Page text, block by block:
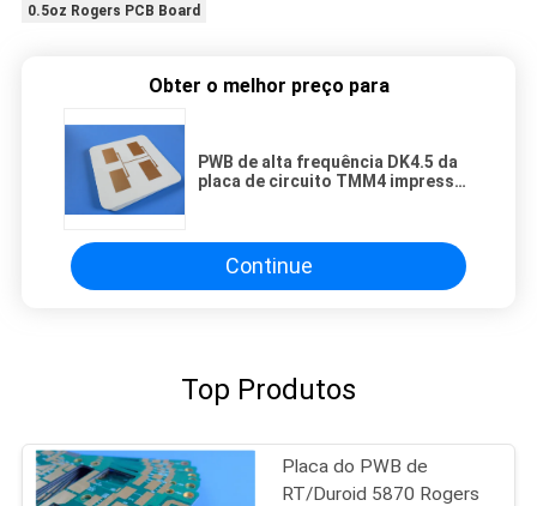
0.5oz Rogers PCB Board
Obter o melhor preço para
PWB de alta frequência DK4.5 da
placa de circuito TMM4 impresso
Continue
Top Produtos
Placa do PWB de
RT/Duroid 5870 Rogers